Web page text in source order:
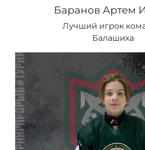
Баранов Артем
Лучший игрок
Балашиха